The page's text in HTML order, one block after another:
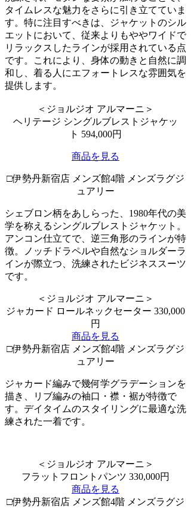
タイムレスな魅力をさらに引き立てていま
す。特に注目すべきは、ジャケットのシル
エットにおいて、従来よりもややワイドで
リラックスしたラインが採用されている点
です。これにより、身体の動きと自然に調
和し、着る人にエフォートレスな雰囲気を
提供します。
＜ジョルジオ アルマーニ＞
ヘリテージ シングルブレストジャケッ
ト 594,000円
商品を見る
□伊勢丹新宿店 メンズ館4階 メンズラグジ
ュアリー
シェブロン柄をあしらった、1980年代の美
学を称えるシングルブレストジャケット。
アンコン仕立てで、逆三角形のラインが特
徴。ノッチドラペルや自然なショルダーラ
インが際立つ、洗練されたビジネススーツ
です。
＜ジョルジオ アルマーニ＞
ジャカード ロールネックセーター 330,000
円
商品を見る
□伊勢丹新宿店 メンズ館4階 メンズラグジ
ュアリー
ジャカード編みで幾何学グラデーションを
描き、リブ編みの袖口・襟・裾が特徴で
す。デイタイムのスタイリングに最適な洗
練された一着です。
＜ジョルジオ アルマーニ＞
フラットフロントパンツ 330,000円
商品を見る
□伊勢丹新宿店 メンズ館4階 メンズラグジ